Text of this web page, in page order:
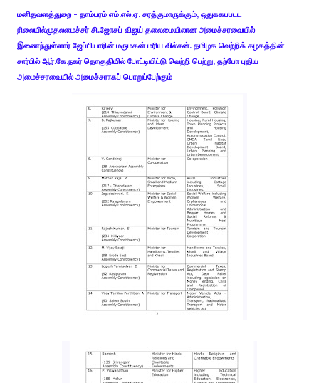
மனிதவளத்துறை - தாம்பரம் எம்.எல்.ஏ. சரத்குமாருக்கும், ஒதுககபபடட
நிலையில்முதலமைச்சர் சி.ஜோசப் விஜய் தலைமையிலான அமைச்சரவையில்
இணைந்துள்ளார் ஜேப்பியாரின் மருமகன் மரிய வில்சன். தமிழக வெற்றிக் கழகத்தின்
சார்பில் ஆர்.கே.நகர் தொகுதியில் போட்டியிட்டு வெற்றி பெற்று, தற்போ புதிய
அமைச்சரவையில் அமைச்சராகப் பொறுப்பேற்கும்